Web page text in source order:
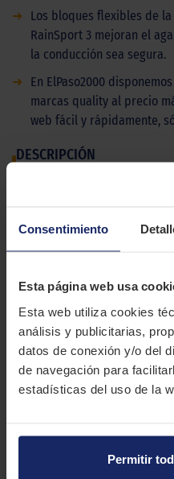
Consentimiento
Esta página web usa
Esta web utiliza cookies
análisis y publicitarias,
datos de conexión y/o del
de navegación para
estadísticas del uso de la
Permitir
➜
Los bloques flexibles de
RainSport 3 mejoran el
la conducción sea segura.
➜
En ElPaso2000
marcas quality al precio
web fácil y rápidamente,
DESCRIPCIÓN
deportivos que destaca por
para conductores que le
CARACTERÍSTICAS
Marca
Modelo